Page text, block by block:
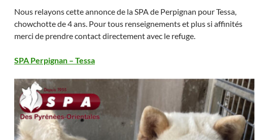
Nous relayons cette annonce de la SPA de Perpignan pour Tessa,
chowchotte de 4 ans. Pour tous renseignements et plus si affinités
merci de prendre contact directement avec le refuge.
SPA Perpignan – Tessa